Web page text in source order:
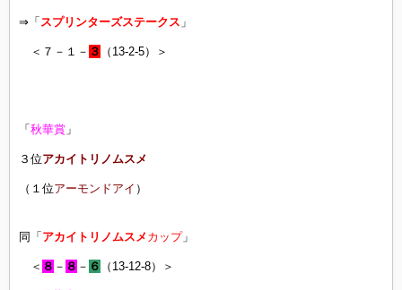
⇒「 スプリンターズステークス 」
＜７－１－ ３ （13-2-5）＞
「 秋華賞 」
３位アカイトリノムスメ
（１位アーモンドアイ ）
同「 アカイトリノムスメ カップ」
＜ ８ － ８ － ６ （13-12-8）＞